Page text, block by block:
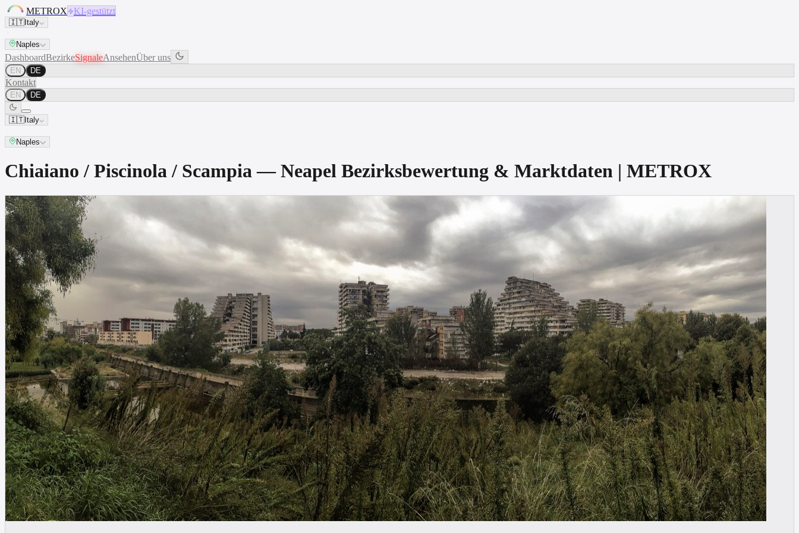
METROX KI-gestützt
🇮🇹Italy
Naples
DashboardBezirkeSignaleAnsehenÜber uns
EN DE
Kontakt
EN DE
🇮🇹Italy
Naples
Chiaiano / Piscinola / Scampia — Neapel Bezirksbewertung & Marktdaten | METROX